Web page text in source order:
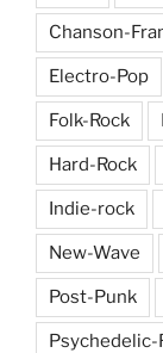
Chanson-
Electro-Pop
Folk-Rock
Hard-Rock
Indie-rock
New-Wave
Post-Punk
Psychedelic-